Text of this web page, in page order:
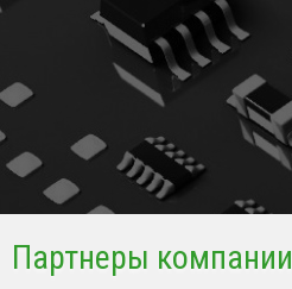
Партнеры компании